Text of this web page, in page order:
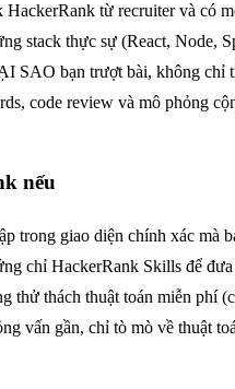
từ recruiter và có
stack thực sự (React, Node,
SAO bạn trượt bài, không chỉ
code review và mô phỏng
nếu
trong giao diện chính xác mà
chỉ HackerRank Skills để
thử thách thuật toán miễn phí
vấn gần, chỉ tò mò về thuật